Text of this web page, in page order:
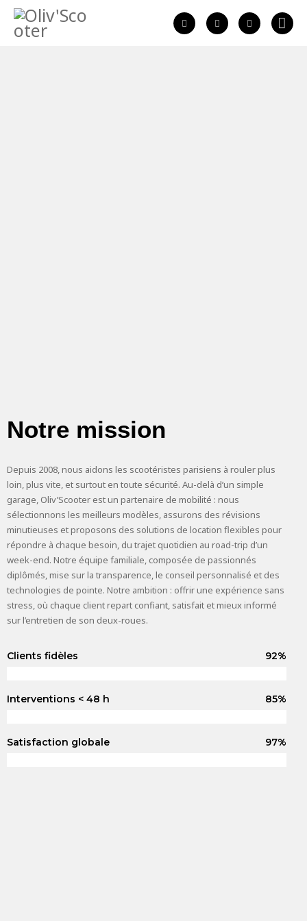
Notre mission
Depuis 2008, nous aidons les scootéristes parisiens à rouler plus
loin, plus vite, et surtout en toute sécurité. Au-delà d’un simple
garage, Oliv’Scooter est un partenaire de mobilité : nous
sélectionnons les meilleurs modèles, assurons des révisions
minutieuses et proposons des solutions de location flexibles pour
répondre à chaque besoin, du trajet quotidien au road-trip d’un
week-end. Notre équipe familiale, composée de passionnés
diplômés, mise sur la transparence, le conseil personnalisé et des
technologies de pointe. Notre ambition : offrir une expérience sans
stress, où chaque client repart confiant, satisfait et mieux informé
sur l’entretien de son deux-roues.
Clients fidèles 92%
Interventions < 48 h 85%
Satisfaction globale 97%